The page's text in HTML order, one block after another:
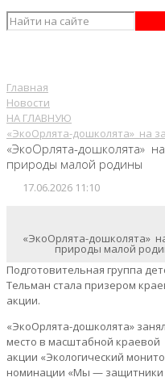
Главная
Новости
НА ГЛАВНУЮ
«ЭкоОрлята-дошколята» на
«ЭкоОрлята-дошколята»
природы малой родины
17.06.2026 11:10
«ЭкоОрлята-дошколята»
природы малой
Подготовительная группа
Тельман стала призером
акции.
«ЭкоОрлята-дошколята»
место в масштабной краевой
акции «Экологический
номинации «Мы — защитники